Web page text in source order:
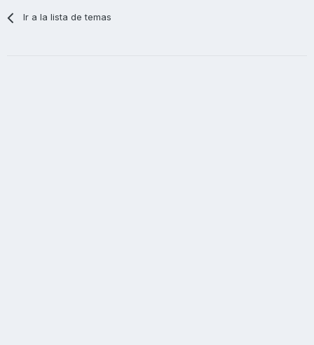
Ir a la lista de temas